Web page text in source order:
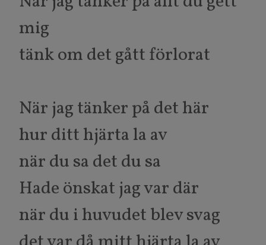
mig
tänk om det gått förlorat
När jag tänker på det här
hur ditt hjärta la av
när du sa det du sa
Hade önskat jag var där
när du i huvudet blev svag